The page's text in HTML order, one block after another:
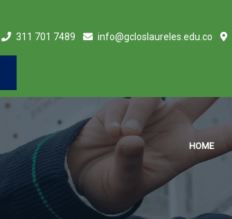
311 701 7489 info@gcloslaureles.edu.co
HOME